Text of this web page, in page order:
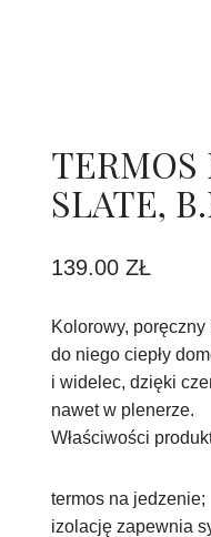
TERMOS
SLATE,
139.00ZŁ
Kolorowy,
do niego ciepły
i widelec, dzięki
nawet w plenerze.
Właściwości
termos na jedzenie;
izolację zapewnia